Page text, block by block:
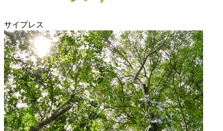
サイプレス